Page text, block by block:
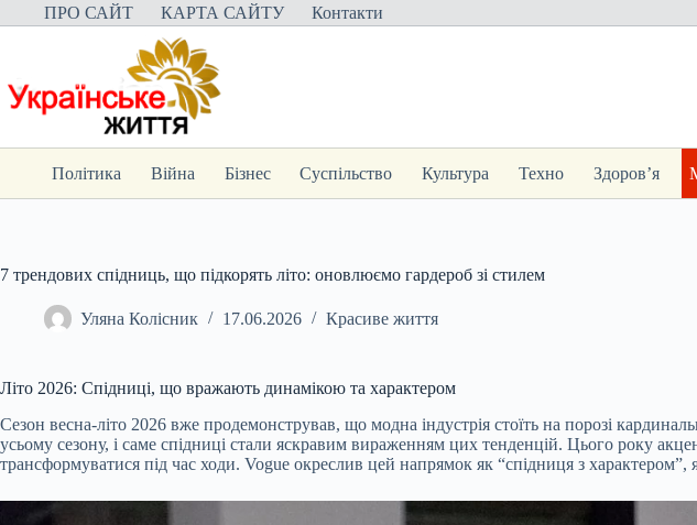
Перейти
до
ПРО САЙТ КАРТА САЙТУ Контакти
Політика Війна Бізнес Суспільство Культура Техно Здоров’я
7 трендових спідниць, що підкорять літо: оновлюємо гардероб зі стилем
Уляна Колісник 17.06.2026 Красиве життя
Літо 2026: Спідниці, що вражають динамікою та характером
Сезон весна-літо 2026 вже продемонстрував, що модна індустрія стоїть на порозі
усьому сезону, і саме спідниці стали яскравим вираженням цих тенденцій. Цього року
трансформуватися під час ходи. Vogue окреслив цей напрямок як “спідниця з характером”,